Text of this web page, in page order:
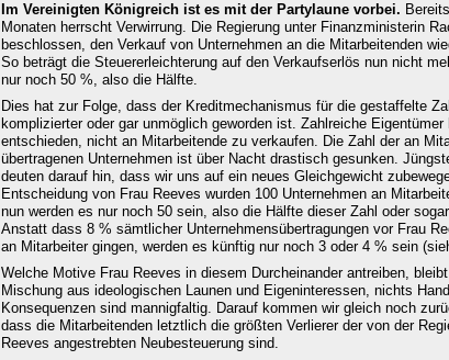
Im Vereinigten Königreich ist es mit der Partylaune vorbei.
Monaten herrscht Verwirrung. Die Regierung unter Finanzministerin
beschlossen, den Verkauf von Unternehmen an die Mitarbeitenden
So beträgt die Steuererleichterung auf den Verkaufserlös nun nicht
nur noch 50 %, also die Hälfte.
Dies hat zur Folge, dass der Kreditmechanismus für die gestaffelte
komplizierter oder gar unmöglich geworden ist. Zahlreiche Eigentümer
entschieden, nicht an Mitarbeitende zu verkaufen. Die Zahl der an
übertragenen Unternehmen ist über Nacht drastisch gesunken.
deuten darauf hin, dass wir uns auf ein neues Gleichgewicht
Entscheidung von Frau Reeves wurden 100 Unternehmen an
nun werden es nur noch 50 sein, also die Hälfte dieser Zahl oder
Anstatt dass 8 % sämtlicher Unternehmensübertragungen vor Frau
an Mitarbeiter gingen, werden es künftig nur noch 3 oder 4 % sein
Welche Motive Frau Reeves in diesem Durcheinander antreiben,
Mischung aus ideologischen Launen und Eigeninteressen, nichts
Konsequenzen sind mannigfaltig. Darauf kommen wir gleich noch
dass die Mitarbeitenden letztlich die größten Verlierer der von der
Reeves angestrebten Neubesteuerung sind.